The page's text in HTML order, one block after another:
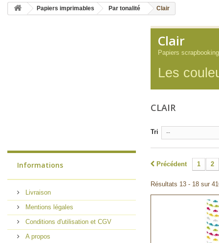
Papiers imprimables Par tonalité Clair
Informations
Livraison
Mentions légales
Conditions d'utilisation et CGV
A propos
Clair
Papiers
Les
CLAIR
Tri --
Précédent 1 2
Résultats 13 - 18 sur